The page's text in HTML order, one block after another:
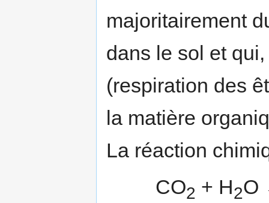
majoritairement
dans le sol et
(respiration des
la matière
La réaction
CO2 + H2O